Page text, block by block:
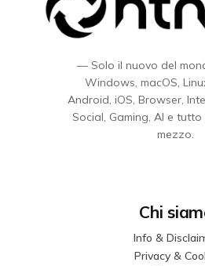
— Solo il nuovo del
Windows, macOS,
Android, iOS, Browser,
Social, Gaming, AI e
mezzo.
Chi
Info &
Privacy &